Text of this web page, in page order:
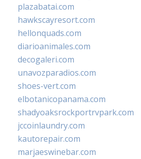
plazabatai.com
hawkscayresort.com
hellonquads.com
diarioanimales.com
decogaleri.com
unavozparadios.com
shoes-vert.com
elbotanicopanama.com
shadyoaksrockportrvpark.com
jccoinlaundry.com
kautorepair.com
marjaeswinebar.com